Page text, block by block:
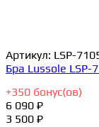
Артикул: LSP-
Бра Lussole LSP-
+350 бонус(ов)
6 090 ₽
3 500 ₽